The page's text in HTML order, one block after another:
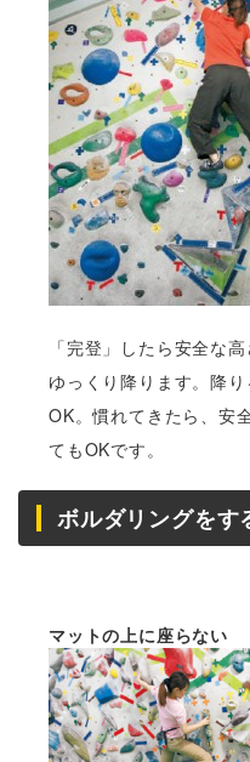
「完登」したら安全な
ゆっくり降ります。降
OK。慣れてきたら、安
てもOKです。
ボルダリングをす
マットの上に座らない